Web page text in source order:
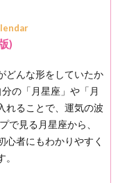
)
どんな形をしていたか
の「月星座」や「月
れることで、運気の波
で見る月星座から、
心者にもわかりやすく